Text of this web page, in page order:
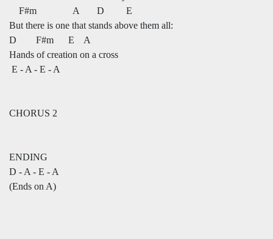
F#m A D E
But there is one that stands above them all:
D F#m E A
Hands of creation on a cross
E - A - E - A
CHORUS 2
ENDING
D - A - E - A
(Ends on A)